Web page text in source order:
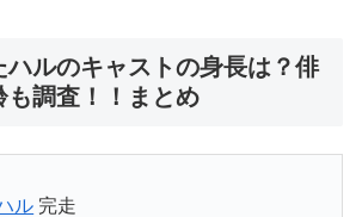
ハルのキャストの身長は？俳
も調査！！まとめ
ル 完走